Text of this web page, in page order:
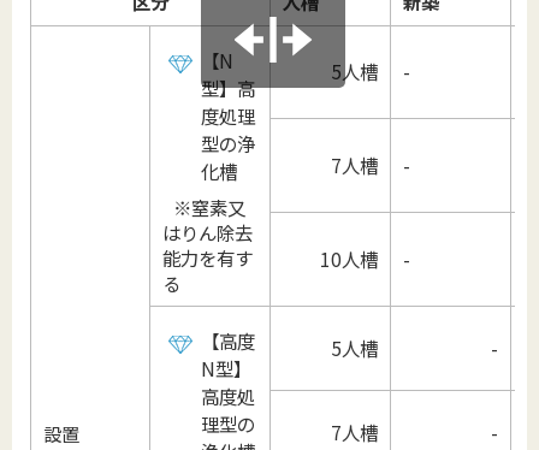
設置
【N
型】高
度処理
型の浄
化槽
※窒素又
はりん除去
能力を有す
る
5人槽 -
7人槽 -
10人槽 -
【高度
N型】
高度処
理型の
5人槽 -
7人槽 -